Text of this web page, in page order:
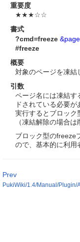
重要度
★★★☆☆
書式
?cmd=freeze
#freeze
概要
対象のページを凍結
引数
ページ名には凍結す
ドされている必要
実行するとブロック
（凍結解除の場合は
ブロック型のfreeze
ので、基本的に利用
Prev
PukiWiki/1.4/Manual/Plugin/